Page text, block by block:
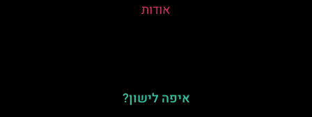
אודות
איפה לישון?